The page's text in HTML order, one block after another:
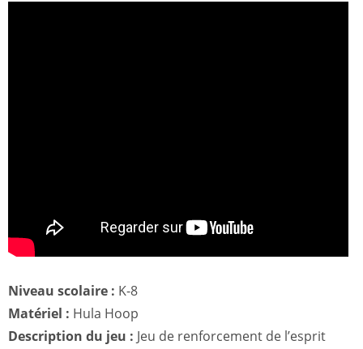
Niveau scolaire : K-8
Matériel : Hula Hoop
Description du jeu : Jeu de renforcement de l’esprit